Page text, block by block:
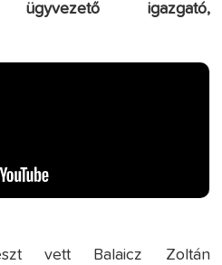
igazgató,
vett Balaicz Zoltán